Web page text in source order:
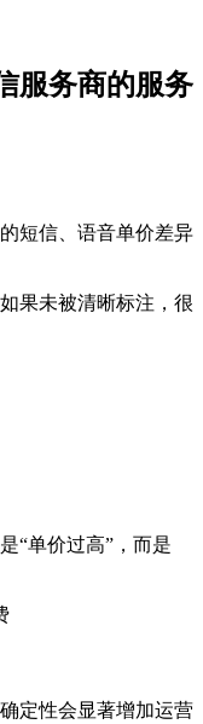
服务商的服务
短信、语音单价差异
果未被清晰标注，很
“单价过高”，而是
定性会显著增加运营